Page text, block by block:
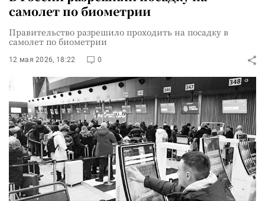
самолет по биометрии
Правительство разрешило проходить на посадку в
самолет по биометрии
12 мая 2026, 18:22 0